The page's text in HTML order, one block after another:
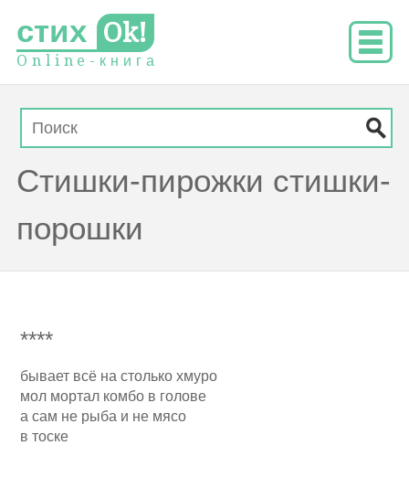
стих Ok!
O n l i n e - к н и г а
Стишки-пирожки стишки-
порошки
****
бывает всё на столько хмуро
мол мортал комбо в голове
а сам не рыба и не мясо
в тоске